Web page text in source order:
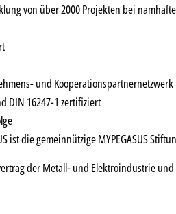
von über 2000 Projekten bei
und Kooperationspartnernetzwerk
DIN 16247-1 zertifiziert
ist die gemeinnützige MYPEGASUS
der Metall- und Elektroindustrie